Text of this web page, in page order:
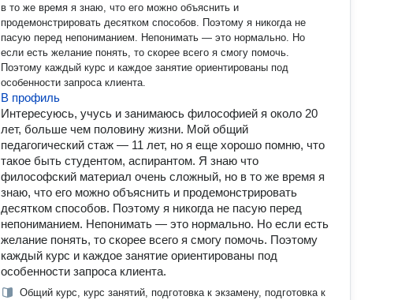
в то же время я знаю, что его можно объяснить и
продемонстрировать десятком способов. Поэтому я никогда не
пасую перед непониманием. Непонимать — это нормально. Но
если есть желание понять, то скорее всего я смогу помочь.
Поэтому каждый курс и каждое занятие ориентированы под
особенности запроса клиента.
В профиль
Интересуюсь, учусь и занимаюсь философией я около 20
лет, больше чем половину жизни. Мой общий
педагогический стаж — 11 лет, но я еще хорошо помню, что
такое быть студентом, аспирантом. Я знаю что
философский материал очень сложный, но в то же время я
знаю, что его можно объяснить и продемонстрировать
десятком способов. Поэтому я никогда не пасую перед
непониманием. Непонимать — это нормально. Но если есть
желание понять, то скорее всего я смогу помочь. Поэтому
каждый курс и каждое занятие ориентированы под
особенности запроса клиента.
Общий курс, курс занятий, подготовка к экзамену, подготовка к